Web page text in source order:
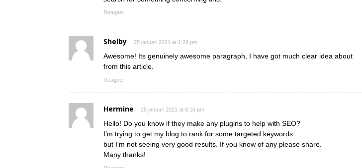
Reageer
Shelby 25 januari 2021 at 1:29 pm
Awesome! Its genuinely awesome paragraph, I have got much clear idea about
from this article.
Reageer
Hermine 25 januari 2021 at 6:16 pm
Hello! Do you know if they make any plugins to help with SEO?
I’m trying to get my blog to rank for some targeted keywords
but I’m not seeing very good results. If you know of any please share.
Many thanks!